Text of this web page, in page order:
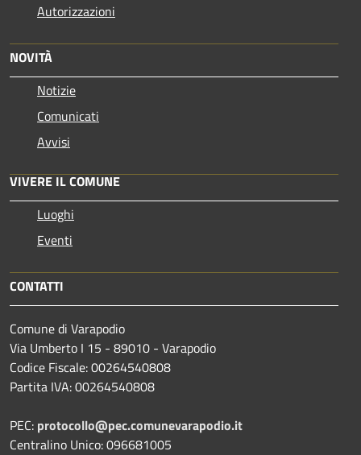
Autorizzazioni
NOVITÀ
Notizie
Comunicati
Avvisi
VIVERE IL COMUNE
Luoghi
Eventi
CONTATTI
Comune di Varapodio
Via Umberto I 15 - 89010 - Varapodio
Codice Fiscale: 00264540808
Partita IVA: 00264540808
PEC: protocollo@pec.comunevarapodio.it
Centralino Unico: 096681005